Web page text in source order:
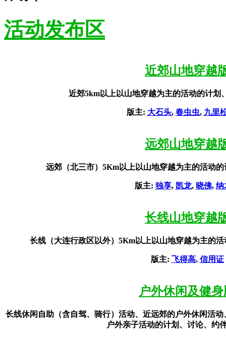
活动发布区
近郊山地穿越
近郊5km以上以山地穿越为主的活动的计划
版主: 大石头, 春虫虫, 九里
远郊山地穿越
远郊（北三市）5Km以上以山地穿越为主的活动
版主: 独享, 凯龙, 晓佛, 纳
长线山地穿越
长线（大连行政区以外）5Km以上以山地穿越为主的
版主: 飞得高, 信用证
户外休闲及健
长线休闲自助（含自驾、骑行）活动、近远郊的户外休闲活
户外亲子活动的计划、讨论、